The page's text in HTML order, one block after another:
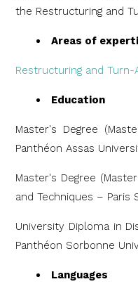
the Restructuring and
Areas of
Restructuring and Turn-
Education
Master's Degree
Panthéon Assas
Master's Degree
and Techniques – Paris
University Diploma in
Panthéon Sorbonne
Languages